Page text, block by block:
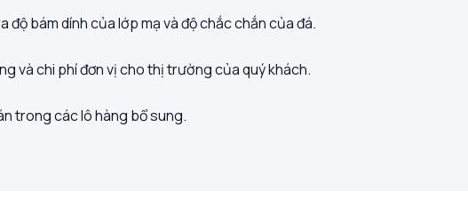
độ bám dính của lớp mạ và độ chắc chắn của đá.
và chi phí đơn vị cho thị trường của quý khách.
trong các lô hàng bổ sung.